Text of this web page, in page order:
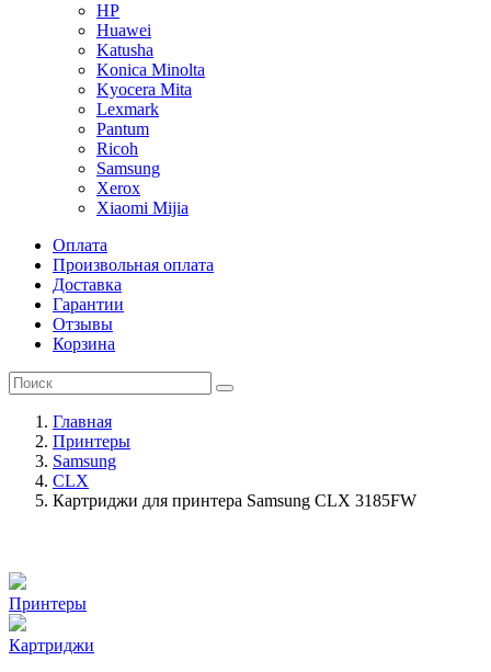
HP
Huawei
Katusha
Konica Minolta
Kyocera Mita
Lexmark
Pantum
Ricoh
Samsung
Xerox
Xiaomi Mijia
Оплата
Произвольная оплата
Доставка
Гарантии
Отзывы
Корзина
Главная
Принтеры
Samsung
CLX
Картриджи для принтера Samsung CLX 3185FW
Принтеры
Картриджи